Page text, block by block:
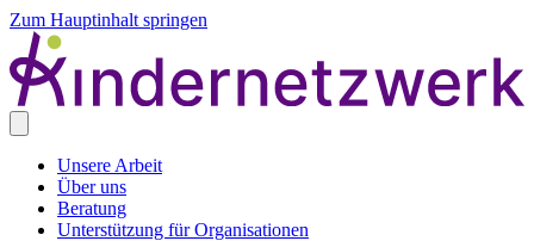
Zum Hauptinhalt springen
Unsere Arbeit
Über uns
Beratung
Unterstützung für Organisationen